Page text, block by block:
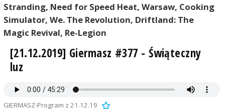
Stranding, Need for Speed Heat, Warsaw, Cooking
Simulator, We. The Revolution, Driftland: The
Magic Revival, Re-Legion
[21.12.2019] Giermasz #377 - Świąteczny
luz
GIERMASZ-Program z 21.12.19